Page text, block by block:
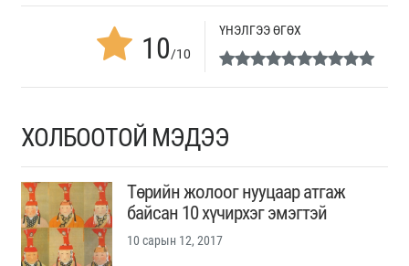
10/10
ҮНЭЛГЭЭ ӨГӨХ
ХОЛБООТОЙ МЭДЭЭ
Төрийн жолоог нууцаар атгаж
байсан 10 хүчирхэг эмэгтэй
10 сарын 12, 2017